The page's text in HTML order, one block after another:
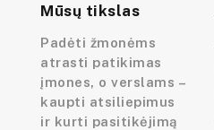
Mūsų tikslas
Padėti žmonėms
atrasti patikimas
įmones, o verslams –
kaupti atsiliepimus
ir kurti pasitikėjimą